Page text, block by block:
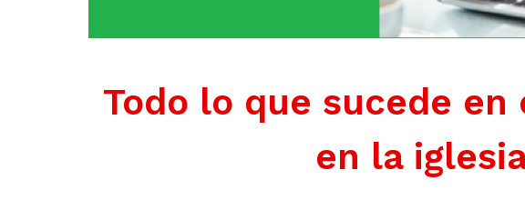
Todo lo que sucede
en la